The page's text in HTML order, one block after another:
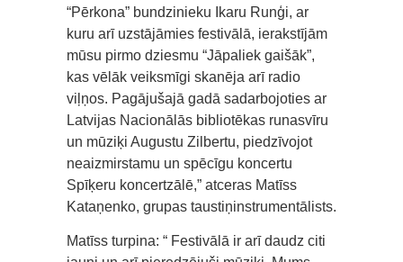
“Pērkona” bundzinieku Ikaru Runģi, ar
kuru arī uzstājāmies festivālā, ierakstījām
mūsu pirmo dziesmu “Jāpaliek gaišāk”,
kas vēlāk veiksmīgi skanēja arī radio
viļņos. Pagājušajā gadā sadarbojoties ar
Latvijas Nacionālās bibliotēkas runasvīru
un mūziķi Augustu Zilbertu, piedzīvojot
neaizmirstamu un spēcīgu koncertu
Spīķeru koncertzālē,” atceras Matīss
Kataņenko, grupas taustiņinstrumentālists.
Matīss turpina: “ Festivālā ir arī daudz citi